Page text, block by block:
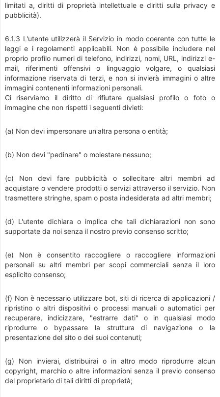
limitati a, diritti di proprietà intellettuale e diritti sulla privacy e
pubblicità).
6.1.3 L'utente utilizzerà il Servizio in modo coerente con tutte le
leggi e i regolamenti applicabili. Non è possibile includere nel
proprio profilo numeri di telefono, indirizzi, nomi, URL, indirizzi e-
mail, riferimenti offensivi o linguaggio volgare, o qualsiasi
informazione riservata di terzi, e non si invierà immagini o altre
immagini contenenti informazioni personali.
Ci riserviamo il diritto di rifiutare qualsiasi profilo o foto o
immagine che non rispetti i seguenti divieti:
(a) Non devi impersonare un'altra persona o entità;
(b) Non devi "pedinare" o molestare nessuno;
(c) Non devi fare pubblicità o sollecitare altri membri ad
acquistare o vendere prodotti o servizi attraverso il servizio. Non
trasmettere stringhe, spam o posta indesiderata ad altri membri;
(d) L'utente dichiara o implica che tali dichiarazioni non sono
supportate da noi senza il nostro previo consenso scritto;
(e) Non è consentito raccogliere o raccogliere informazioni
personali su altri membri per scopi commerciali senza il loro
esplicito consenso;
(f) Non è necessario utilizzare bot, siti di ricerca di applicazioni /
ripristino o altri dispositivi o processi manuali o automatici per
recuperare, indicizzare, "estrarre dati" o in qualsiasi modo
riprodurre o bypassare la struttura di navigazione o la
presentazione del sito o dei suoi contenuti;
(g) Non invierai, distribuirai o in altro modo riprodurre alcun
copyright, marchio o altre informazioni senza il previo consenso
del proprietario di tali diritti di proprietà;